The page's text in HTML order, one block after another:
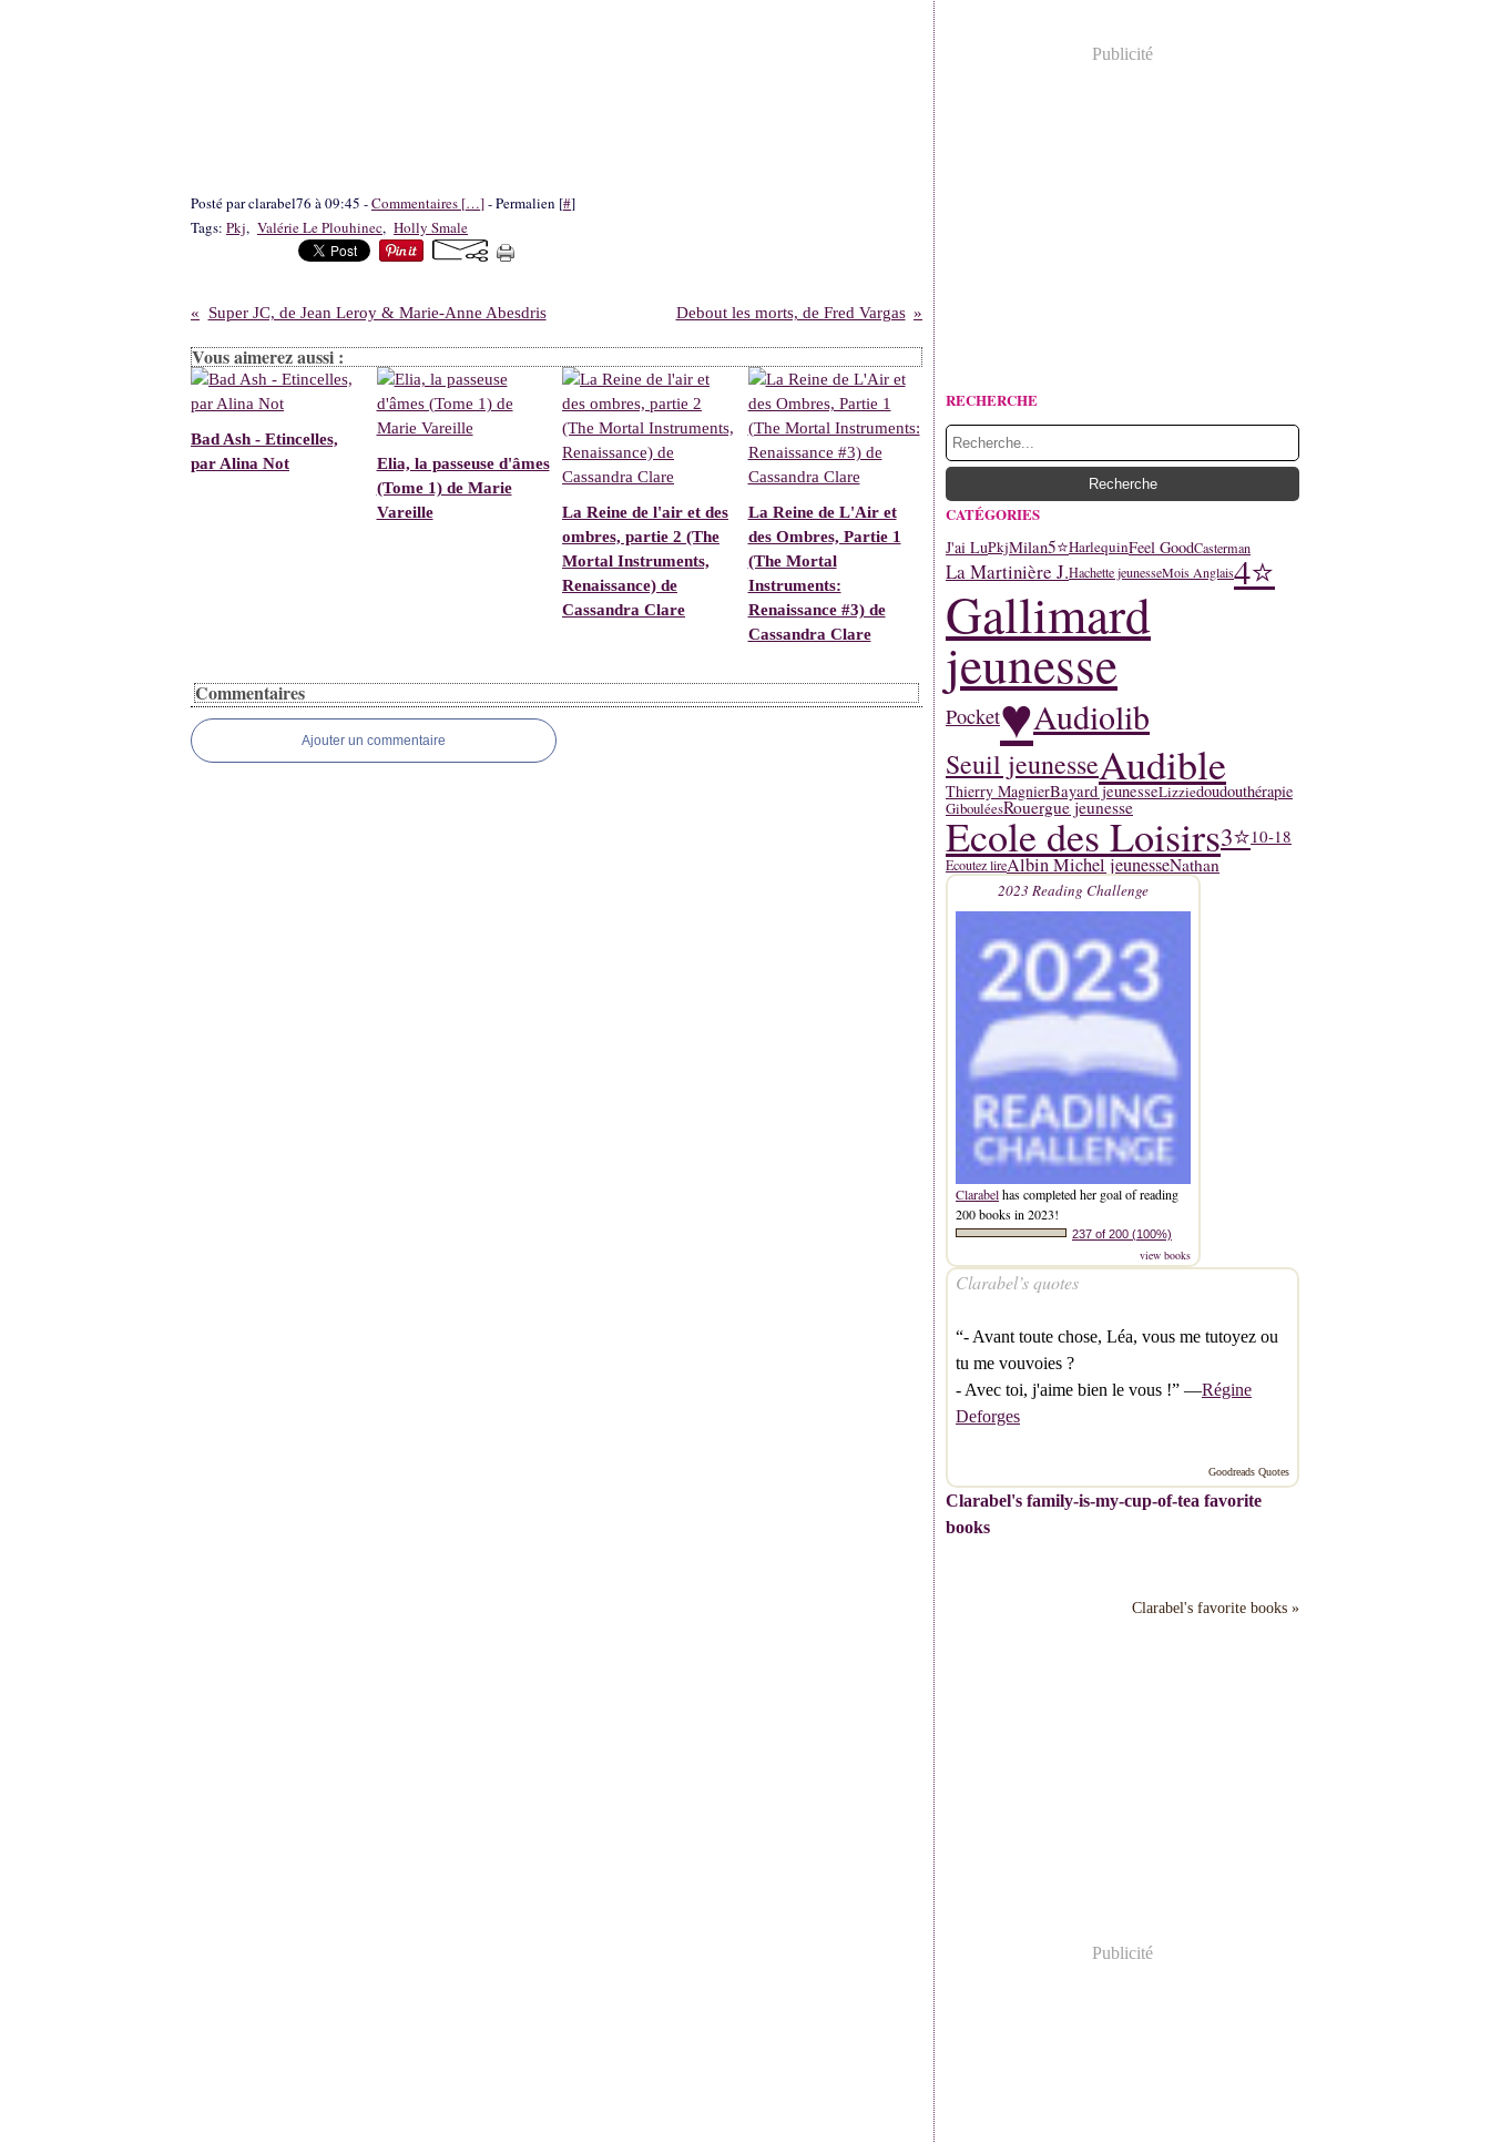
Posté par clarabel76 à 09:45 -Commentaires […]- Permalien [#]
Tags: Pkj, Valérie Le Plouhinec, Holly Smale
Super JC, de Jean Leroy & Marie-Anne Abesdris Debout les morts, de Fred Vargas
Vous aimerez aussi :
Bad Ash - Etincelles,
par Alina Not
Elia, la passeuse d'âmes
(Tome 1) de Marie
Vareille
La Reine de l'air et des
ombres, partie 2 (The
Mortal Instruments,
Renaissance) de
Cassandra Clare
La Reine de L'Air et
des Ombres, Partie 1
(The Mortal
Instruments:
Renaissance #3) de
Cassandra Clare
Commentaires
Ajouter un commentaire
Publicité
RECHERCHE
CATÉGORIES
J'ai LuPkjMilan5⭐HarlequinFeel GoodCasterman
La Martinière J.Hachette jeunesseMois Anglais4⭐
Gallimard
jeunesse
Pocket♥Audiolib
Seuil jeunesseAudible
Thierry MagnierBayard jeunesseLizziedoudouthérapie
GibouléesRouergue jeunesse
Ecole des Loisirs3⭐10-18
Ecoutez lireAlbin Michel jeunesseNathan
2023 Reading Challenge
Clarabelhas completed her goal of reading
200 books in 2023!
237 of 200 (100%)
view books
Clarabel’s quotes
“- Avant toute chose, Léa, vous me tutoyez ou
tu me vouvoies ?
- Avec toi, j'aime bien le vous !” —Régine
Deforges
Goodreads Quotes
Clarabel's family-is-my-cup-of-tea favorite
books
Clarabel's favorite books »
Publicité